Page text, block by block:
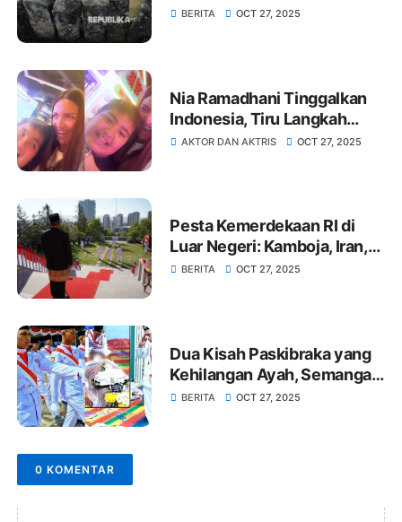
BERITA OCT 27, 2025
Nia Ramadhani Tinggalkan
Indonesia, Tiru Langkah
Syahrini, Asisten: Mau Jadi
AKTOR DAN AKTRIS OCT 27, 2025
Pesta Kemerdekaan RI di
Luar Negeri: Kamboja, Iran,
dan Belanda
BERITA OCT 27, 2025
Dua Kisah Paskibraka yang
Kehilangan Ayah, Semangat
di Balik Merah Putih
BERITA OCT 27, 2025
0 KOMENTAR